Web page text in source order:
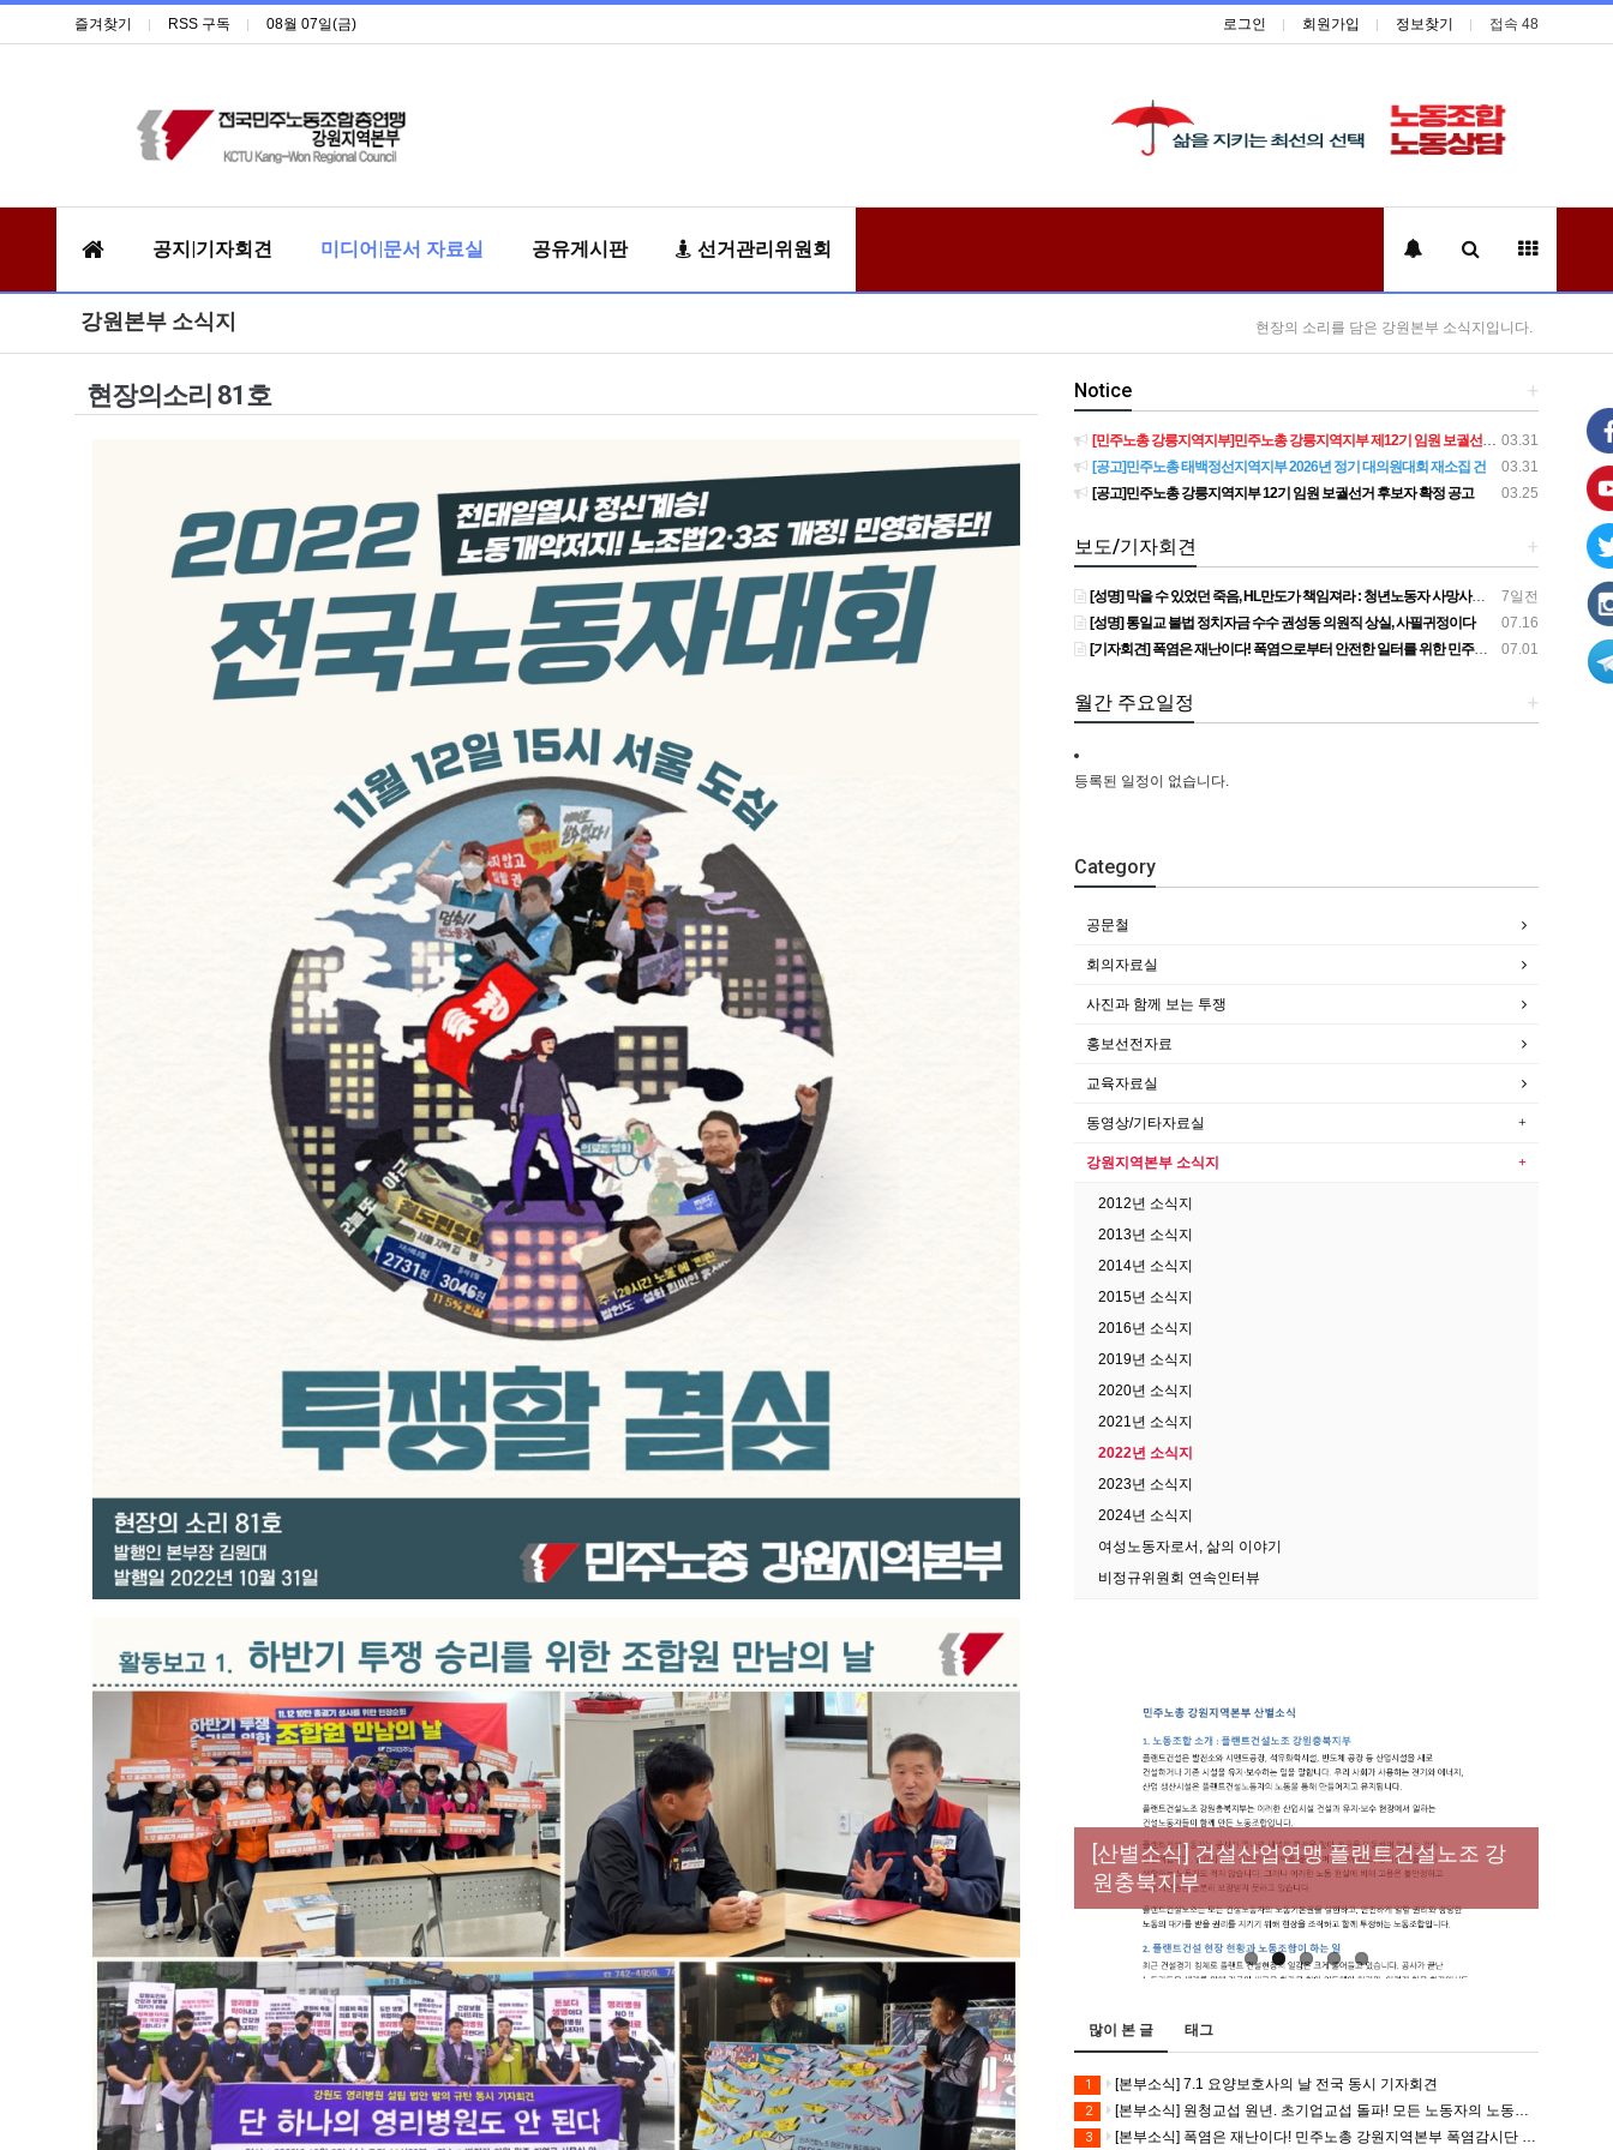
즐겨찾기 RSS 구독 08월 07일(금) 로그인 회원가입 정보찾기 접속 48
공지|기자회견 미디어|문서 자료실 공유게시판 선거관리위원회
강원본부 소식지 현장의 소리를 담은 강원본부 소식지입니다.
현장의소리 81호 +
Notice
03.31
[민주노총 강릉지역지부]민주노총 강릉지역지부 제12기 임원 보궐선거결과 공고
03.31
[공고]민주노총 태백정선지역지부 2026년 정기 대의원대회 재소집 건
03.25
[공고]민주노총 강릉지역지부 12기 임원 보궐선거 후보자 확정 공고
+
보도/기자회견
7일전
[성명] 막을 수 있었던 죽음, HL만도가 책임져라 : 청년노동자 사망사고의 철저한 진상규명과 재발방지 대책 마련하라
07.16
[성명] 통일교 불법 정치자금 수수 권성동 의원직 상실, 사필귀정이다
07.01
[기자회견] 폭염은 재난이다! 폭염으로부터 안전한 일터를 위한 민주노총 강원지역본부 폭염감시단 선포 기자회견
+
월간 주요일정
등록된 일정이 없습니다.
Category
공문철
회의자료실
사진과 함께 보는 투쟁
홍보선전자료
교육자료실
동영상/기타자료실
강원지역본부 소식지
2012년 소식지
2013년 소식지
2014년 소식지
2015년 소식지
2016년 소식지
2019년 소식지
2020년 소식지
2021년 소식지
2022년 소식지
2023년 소식지
2024년 소식지
여성노동자로서, 삶의 이야기
비정규위원회 연속인터뷰
[성명] 막을 수 있었던 죽음, HL만도가 책임져
라 : 청년노동자 사망사고의 철저한 진상규명
과 재발방지 대책 마련하라
[산별소식] 건설산업연맹 플랜트건설노조 강
원충북지부
[강릉,속초,원주,춘천] 폭염감시단 사업 이모저
모
[조합원☆인터뷰] 서비스연맹 전국학교비정
규직노동조합 강원지부 김유미 춘천지회장
[본부소식] 강원지역 노동자 합창단 모임
많이 본 글 태그
1 [본부소식] 7.1 요양보호사의 날 전국 동시 기자회견
2 [본부소식] 원청교섭 원년. 초기업교섭 돌파! 모든 노동자의 노동기본권 쟁취! 민주노총 7.15 총파업대회
3 [본부소식] 폭염은 재난이다! 민주노총 강원지역본부 폭염감시단 선포 기자회견